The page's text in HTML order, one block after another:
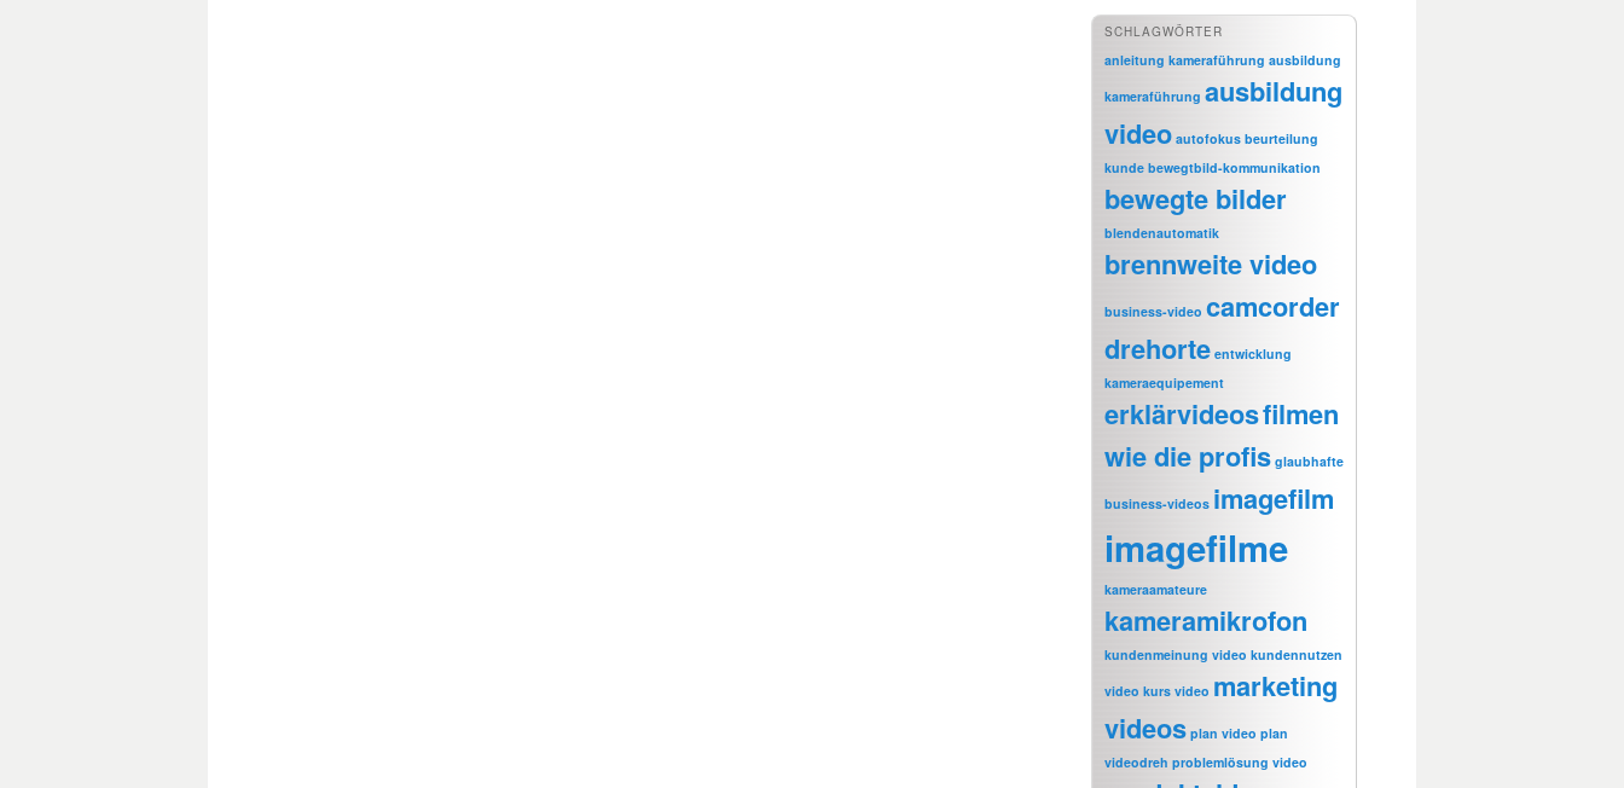
SCHLAGWÖRTER
anleitung kameraführung ausbildung
kameraführung ausbildung
video autofokus beurteilung
kunde bewegtbild-kommunikation
bewegte bilder
blendenautomatik
brennweite video
business-video camcorder
drehorte entwicklung
kameraequipement
erklärvideosfilmen
wie die profis glaubhafte
business-videos imagefilm
imagefilme
kameraamateure
kameramikrofon
kundenmeinung video kundennutzen
video kurs video marketing
videos plan video plan
videodreh problemlösung video